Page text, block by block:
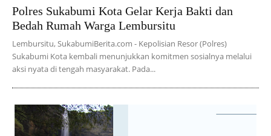
Polres Sukabumi Kota Gelar Kerja Bakti dan
Bedah Rumah Warga Lembursitu
Lembursitu, SukabumiBerita.com - Kepolisian Resor (Polres)
Sukabumi Kota kembali menunjukkan komitmen sosialnya melalui
aksi nyata di tengah masyarakat. Pada...